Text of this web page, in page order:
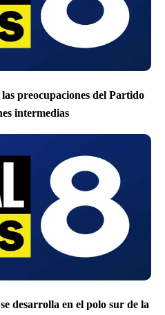
preocupaciones del Partido
intermedias
desarrolla en el polo sur de la